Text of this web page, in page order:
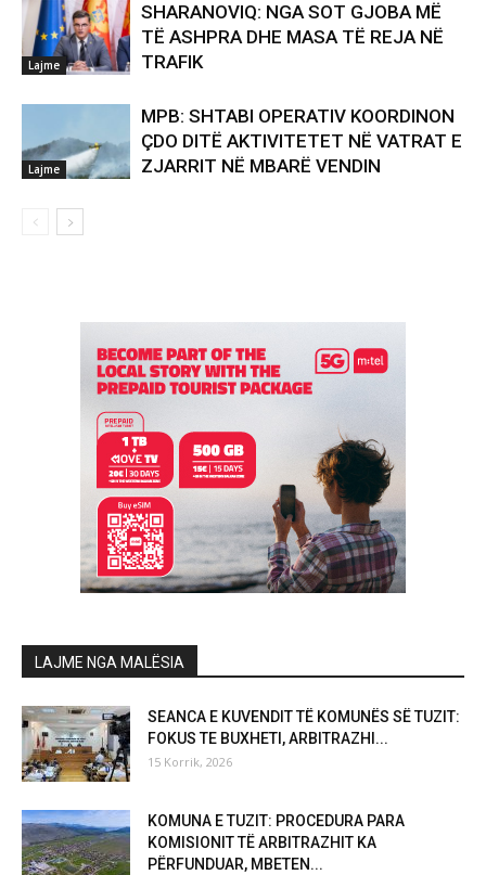
Lajme
SHARANOVIQ: NGA SOT GJOBA MË
TË ASHPRA DHE MASA TË REJA NË
TRAFIK
Lajme
MPB: SHTABI OPERATIV KOORDINON
ÇDO DITË AKTIVITETET NË VATRAT E
ZJARRIT NË MBARË VENDIN
LAJME NGA MALËSIA
SEANCA E KUVENDIT TË KOMUNËS SË TUZIT:
FOKUS TE BUXHETI, ARBITRAZHI...
15 Korrik, 2026
KOMUNA E TUZIT: PROCEDURA PARA
KOMISIONIT TË ARBITRAZHIT KA
PËRFUNDUAR, MBETEN...